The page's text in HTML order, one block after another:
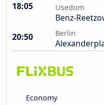
18:05 Usedom
Benz-
20:50
Berlin
Economy